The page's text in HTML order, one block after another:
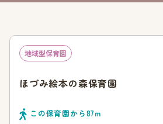
地域型保育園
ほづみ絵本の森保育園
この保育園から87ｍ